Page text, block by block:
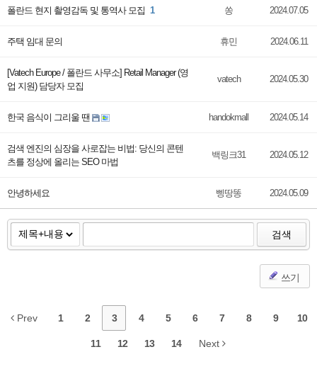
폴란드 현지 촬영감독 및 통역사 모집 1 쏭 2024.07.05
주택 임대 문의 휴민 2024.06.11
[Vatech Europe / 폴란드 사무소] Retail Manager (영
업 지원) 담당자 모집
vatech 2024.05.30
한국 음식이 그리울 땐 handokmall 2024.05.14
검색 엔진의 심장을 사로잡는 비법: 당신의 콘텐
츠를 정상에 올리는 SEO 마법
백링크31 2024.05.12
안녕하세요 삥땅똥 2024.05.09
검색
쓰기
Prev 1 2 3 4 5 6 7 8 9 10
11 12 13 14 Next